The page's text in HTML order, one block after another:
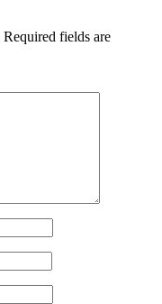
Required fields are